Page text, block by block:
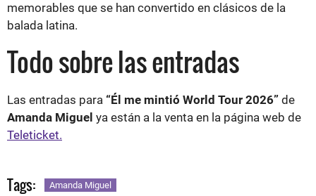
memorables que se han convertido en clásicos de la
balada latina.
Todo sobre las entradas
Las entradas para “Él me mintió World Tour 2026” de
Amanda Miguel ya están a la venta en la página web de
Teleticket.
Tags: Amanda Miguel